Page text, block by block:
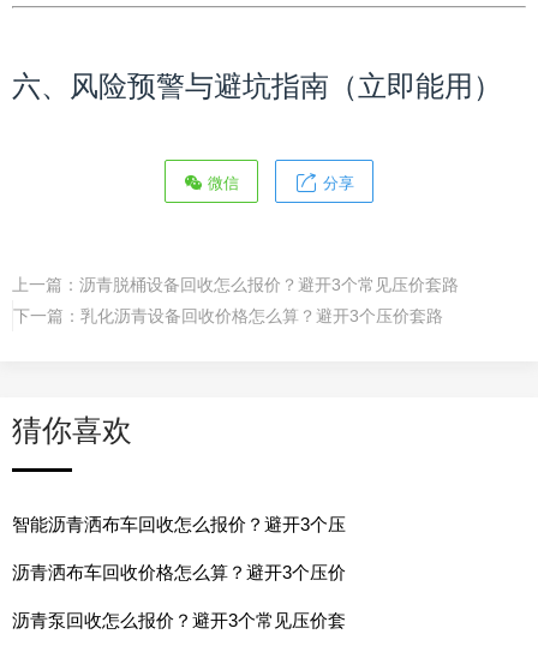
六、风险预警与避坑指南（立即能用）
微信 分享
上一篇： 沥青脱桶设备回收怎么报价？避开3个常见压价套路
下一篇： 乳化沥青设备回收价格怎么算？避开3个压价套路
猜你喜欢
智能沥青洒布车回收怎么报价？避开3个压
沥青洒布车回收价格怎么算？避开3个压价
沥青泵回收怎么报价？避开3个常见压价套